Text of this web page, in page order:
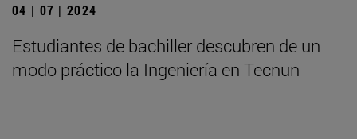
04 | 07 | 2024
Estudiantes de bachiller descubren de un
modo práctico la Ingeniería en Tecnun